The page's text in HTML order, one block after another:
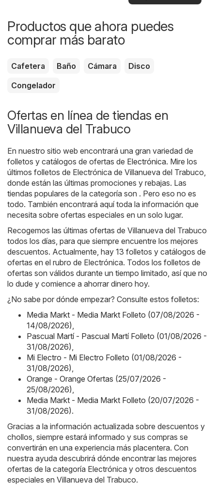
Productos que ahora puedes
comprar más barato
Cafetera Baño Cámara
Disco
Congelador
Ofertas en línea de tiendas en
Villanueva del Trabuco
En nuestro sitio web encontrará una gran variedad de
folletos y catálogos de ofertas de Electrónica. Mire los
últimos folletos de Electrónica de Villanueva del Trabuco,
donde están las últimas promociones y rebajas. Las
tiendas populares de la categoría son . Pero eso no es
todo. También encontrará aquí toda la información que
necesita sobre ofertas especiales en un solo lugar.
Recogemos las últimas ofertas de Villanueva del Trabuco
todos los días, para que siempre encuentre los mejores
descuentos. Actualmente, hay 13 folletos y catálogos de
ofertas en el rubro de Electrónica. Todos los folletos de
ofertas son válidos durante un tiempo limitado, así que no
lo dude y comience a ahorrar dinero hoy.
¿No sabe por dónde empezar? Consulte estos folletos:
Media Markt - Media Markt Folleto (07/08/2026 -
14/08/2026)
Pascual Martí - Pascual Martí Folleto (01/08/2026 -
31/08/2026)
Mi Electro - Mi Electro Folleto (01/08/2026 -
31/08/2026)
Orange - Orange Ofertas (25/07/2026 -
25/08/2026)
Media Markt - Media Markt Folleto (20/07/2026 -
31/08/2026).
Gracias a la información actualizada sobre descuentos y
chollos, siempre estará informado y sus compras se
convertirán en una experiencia más placentera. Con
nuestra ayuda descubrirá dónde encontrar las mejores
ofertas de la categoría Electrónica y otros descuentos
especiales en Villanueva del Trabuco.